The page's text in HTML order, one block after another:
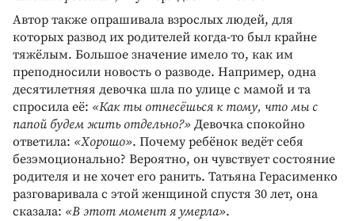
Автор также опрашивала взрослых людей, для
которых развод их родителей когда-то был крайне
тяжёлым. Большое значение имело то, как им
преподносили новость о разводе. Например, одна
десятилетняя девочка шла по улице с мамой и та
спросила её: «Как ты отнесёшься к тому, что мы с
папой будем жить отдельно?» Девочка спокойно
ответила: «Хорошо». Почему ребёнок ведёт себя
безэмоционально? Вероятно, он чувствует состояние
родителя и не хочет его ранить. Татьяна Герасименко
разговаривала с этой женщиной спустя 30 лет, она
сказала: «В этот момент я умерла».